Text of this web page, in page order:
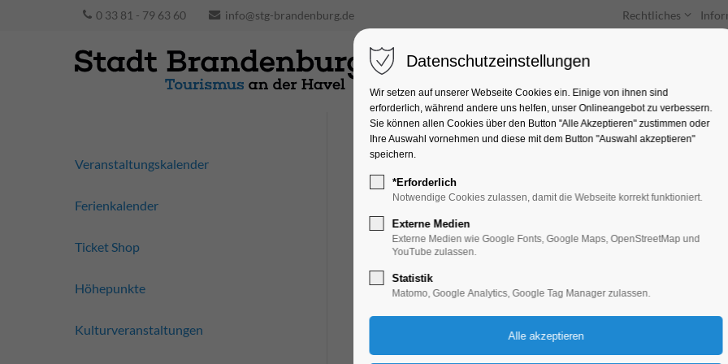
0 33 81 - 79 63 60 info@stg-brandenburg.de Rechtliches
Unterkünfte Entdecken & Erleben
Der große
Kunstwettbewerb
Ferienkalender, Kinder, Jugend, Kunst,
20.08.2025, 12:00–18:00
Veranstaltungskalender
Ferienkalender
Ticket Shop
Höhepunkte
Kulturveranstaltungen
Datenschutzeinstellungen
Wir setzen auf unserer Webseite Cookies ein. Einige von ihnen sind
erforderlich, während andere uns helfen, unser Onlineangebot zu verbessern.
Sie können allen Cookies über den Button "Alle Akzeptieren" zustimmen oder
Ihre Auswahl vornehmen und diese mit dem Button "Auswahl akzeptieren"
speichern.
*Erforderlich
Notwendige Cookies zulassen, damit die Webseite korrekt funktioniert.
Externe Medien
Externe Medien wie Google Fonts, Google Maps, OpenStreetMap und
YouTube zulassen.
Statistik
Matomo, Google Analytics, Google Tag Manager zulassen.